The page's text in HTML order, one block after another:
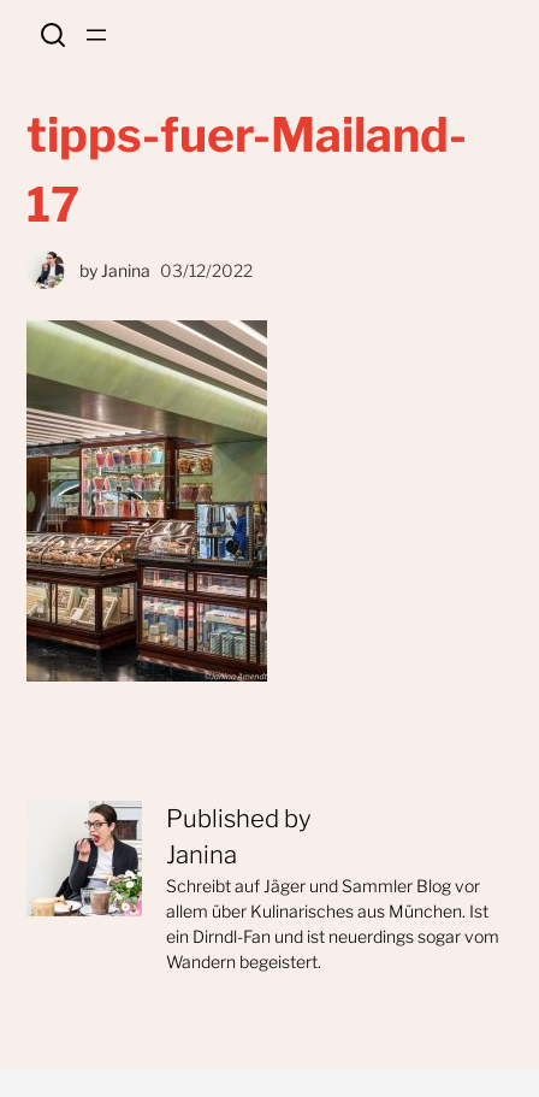
tipps-fuer-Mailand-
17
by Janina 03/12/2022
Published by
Janina
Schreibt auf Jäger und Sammler Blog vor
allem über Kulinarisches aus München. Ist
ein Dirndl-Fan und ist neuerdings sogar vom
Wandern begeistert.